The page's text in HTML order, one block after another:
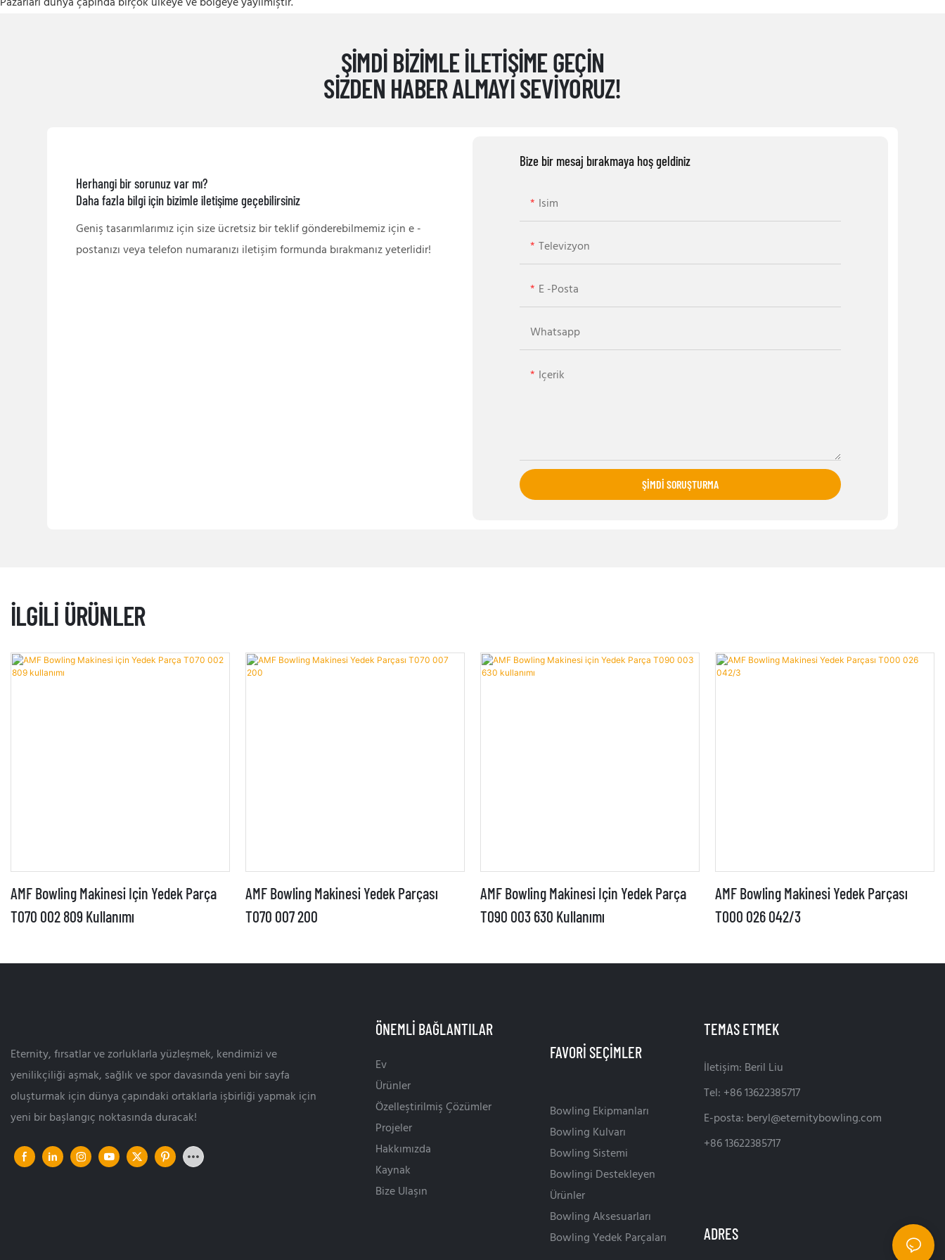
ŞIMDI BIZIMLE ILETIŞIME GEÇIN
SIZDEN HABER ALMAYI SEVIYORUZ!
Herhangi bir sorunuz var mı?
Daha fazla bilgi için bizimle iletişime geçebilirsiniz
Geniş tasarımlarımız için size ücretsiz bir teklif gönderebilmemiz için e -
postanızı veya telefon numaranızı iletişim formunda bırakmanız yeterlidir!
Bize bir mesaj bırakmaya hoş geldiniz
Isim
Televizyon
E -posta
Whatsapp
Içerik
ŞIMDI SORUŞTURMA
İLGILI ÜRÜNLER
AMF Bowling Makinesi Için Yedek Parça
T070 002 809 Kullanımı
AMF Bowling Makinesi Yedek Parçası
T070 007 200
AMF Bowling Makinesi Için Yedek Parça
T090 003 630 Kullanımı
AMF Bowling Makinesi Yedek Parçası
T000 026 042/3
Eternity, fırsatlar ve zorluklarla yüzleşmek, kendimizi ve
yenilikçiliği aşmak, sağlık ve spor davasında yeni bir sayfa
oluşturmak için dünya çapındaki ortaklarla işbirliği yapmak için
yeni bir başlangıç ​​noktasında duracak!
ÖNEMLI BAĞLANTILAR
Ev
Ürünler
Özelleştirilmiş Çözümler
Projeler
Hakkımızda
Kaynak
Bize Ulaşın
FAVORI SEÇIMLER
Bowling Ekipmanları
Bowling Kulvarı
Bowling Sistemi
Bowlingi Destekleyen
Ürünler
Bowling Aksesuarları
Bowling Yedek Parçaları
TEMAS ETMEK
İletişim: Beril Liu
Tel: +86 13622385717
E-posta: beryl@eternitybowling.com
+86 13622385717
ADRES